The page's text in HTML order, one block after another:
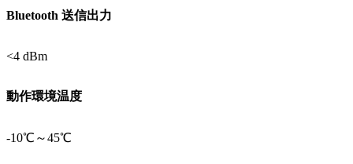
Bluetooth 送信出力
<4 dBm
動作環境温度
-10℃～45℃